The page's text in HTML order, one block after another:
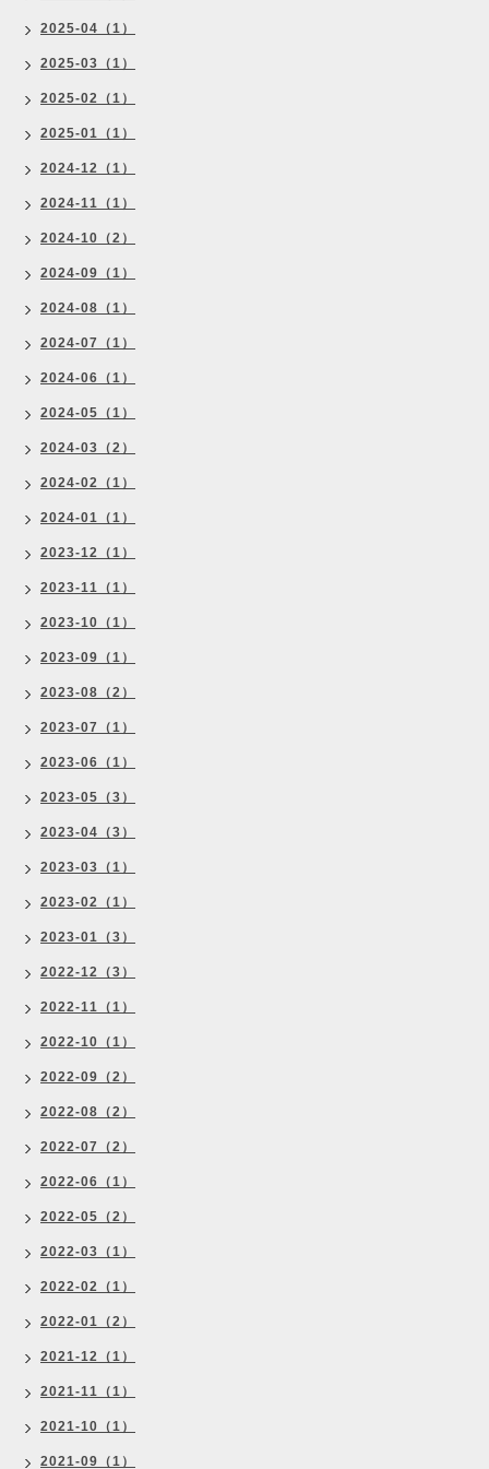
2025-04（1）
2025-03（1）
2025-02（1）
2025-01（1）
2024-12（1）
2024-11（1）
2024-10（2）
2024-09（1）
2024-08（1）
2024-07（1）
2024-06（1）
2024-05（1）
2024-03（2）
2024-02（1）
2024-01（1）
2023-12（1）
2023-11（1）
2023-10（1）
2023-09（1）
2023-08（2）
2023-07（1）
2023-06（1）
2023-05（3）
2023-04（3）
2023-03（1）
2023-02（1）
2023-01（3）
2022-12（3）
2022-11（1）
2022-10（1）
2022-09（2）
2022-08（2）
2022-07（2）
2022-06（1）
2022-05（2）
2022-03（1）
2022-02（1）
2022-01（2）
2021-12（1）
2021-11（1）
2021-10（1）
2021-09（1）